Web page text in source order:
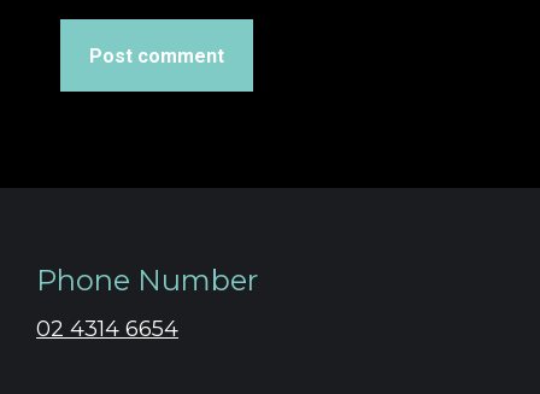
Post comment
Phone Number
02 4314 6654